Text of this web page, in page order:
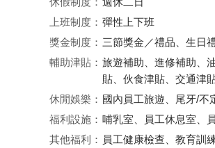
上班制度： 彈性上下班
獎金制度： 三節獎金／禮品、生日
輔助津貼： 旅遊補助、進修補助、
貼、伙食津貼、交通津
休閒娛樂： 國內員工旅遊、尾牙/不
福利設施： 哺乳室、員工休息室、
其他福利： 員工健康檢查、教育訓